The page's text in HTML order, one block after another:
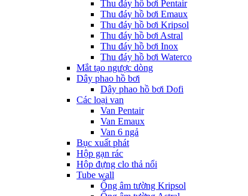
Thu đáy hồ bơi Pentair
Thu đáy hồ bơi Emaux
Thu đáy hồ bơi Kripsol
Thu đáy hồ bơi Astral
Thu đáy hồ bơi Inox
Thu đáy hồ bơi Waterco
Mắt tạo ngược dòng
Dây phao hồ bơi
Dây phao hồ bơi Dofi
Các loại van
Van Pentair
Van Emaux
Van 6 ngả
Bục xuất phát
Hộp gạn rác
Hộp đựng clo thả nổi
Tube wall
Ống âm tường Kripsol